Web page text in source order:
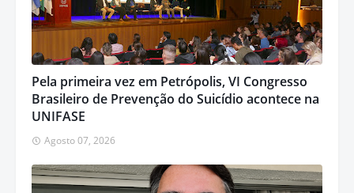
Pela primeira vez em Petrópolis, VI Congresso
Brasileiro de Prevenção do Suicídio acontece na
UNIFASE
Agosto 07, 2026